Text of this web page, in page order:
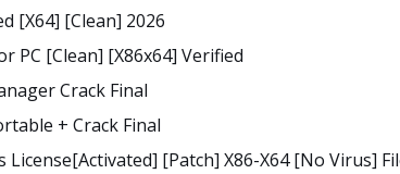
[x64] [Clean] 2026
PC [Clean] [x86x64] Verified
Crack Final
+ Crack Final
License[Activated] [Patch] X86-X64 [no Virus]